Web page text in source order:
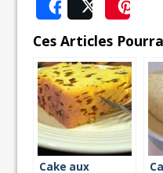
SharePost
Ces Articles
Cake aux